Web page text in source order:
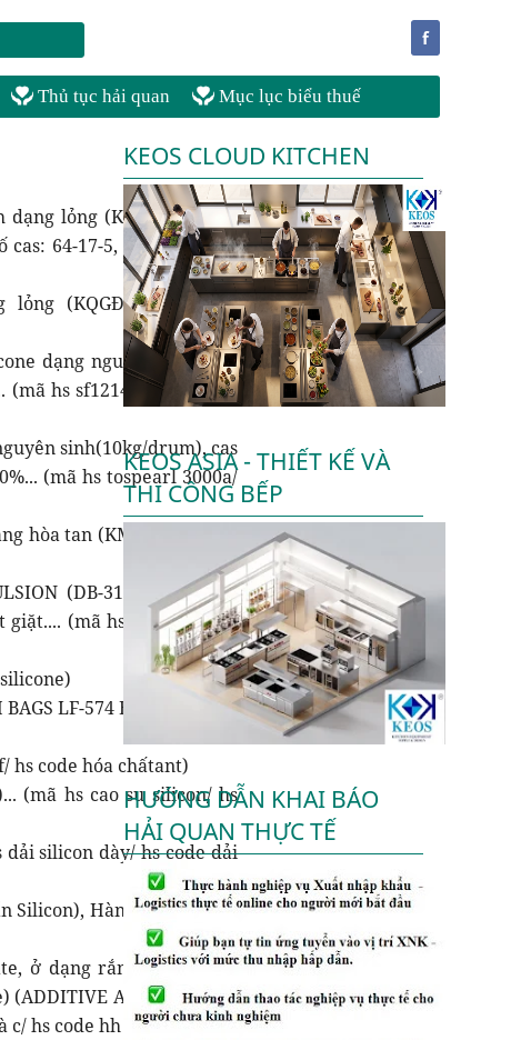
f
Thủ tục hải quan Mục lục biểu thuế
dạng lỏng (KQGĐ: 707/TB-
64-17-5, 165445-18-1...
(KQGĐ: 1479/PTPL-
dạng nguyên sinh(190.
hs sf121455gdrum/ hs
sinh(10kg/drum), cas
(mã hs tospearl 3000a/
hòa tan (KMK722), Hàng
(DB-310 ANTIFOAM
giặt.... (mã hs xiameter tm
LF-574 BK). hàng mới
hs code hóa chấtant)
(mã hs cao su silicon/ hs
dải silicon dày/ hs code dải
Silicon), Hàng mới 100%...
ở dạng rắn (hàm lượng
AGENT- HLAB-
c/ hs code hh silicon v)
KEOS CLOUD KITCHEN
KEOS ASIA - THIẾT KẾ VÀ
THI CÔNG BẾP
HƯỚNG DẪN KHAI BÁO
HẢI QUAN THỰC TẾ